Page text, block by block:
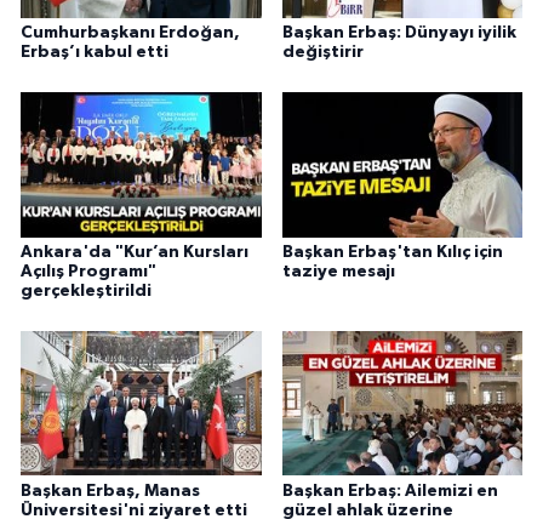
Cumhurbaşkanı Erdoğan,
Erbaş’ı kabul etti
Başkan Erbaş: Dünyayı iyilik
değiştirir
Ankara'da "Kur’an Kursları
Açılış Programı"
gerçekleştirildi
Başkan Erbaş'tan Kılıç için
taziye mesajı
Başkan Erbaş, Manas
Üniversitesi'ni ziyaret etti
Başkan Erbaş: Ailemizi en
güzel ahlak üzerine